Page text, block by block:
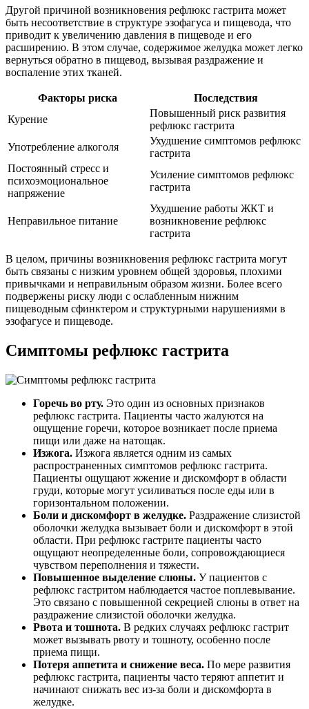
Другой причиной возникновения рефлюкс гастрита может
быть несоответствие в структуре эзофагуса и пищевода, что
приводит к увеличению давления в пищеводе и его
расширению. В этом случае, содержимое желудка может легко
вернуться обратно в пищевод, вызывая раздражение и
воспаление этих тканей.
Факторы риска
Последствия
Курение
Повышенный риск развития
рефлюкс гастрита
Употребление алкоголя
Ухудшение симптомов рефлюкс
гастрита
Постоянный стресс и
психоэмоциональное
напряжение
Усиление симптомов рефлюкс
гастрита
Неправильное питание
Ухудшение работы ЖКТ и
возникновение рефлюкс
гастрита
В целом, причины возникновения рефлюкс гастрита могут
быть связаны с низким уровнем общей здоровья, плохими
привычками и неправильным образом жизни. Более всего
подвержены риску люди с ослабленным нижним
пищеводным сфинктером и структурными нарушениями в
эзофагусе и пищеводе.
Симптомы рефлюкс гастрита
Горечь во рту. Это один из основных признаков
рефлюкс гастрита. Пациенты часто жалуются на
ощущение горечи, которое возникает после приема
пищи или даже на натощак.
Изжога. Изжога является одним из самых
распространенных симптомов рефлюкс гастрита.
Пациенты ощущают жжение и дискомфорт в области
груди, которые могут усиливаться после еды или в
горизонтальном положении.
Боли и дискомфорт в желудке. Раздражение слизистой
оболочки желудка вызывает боли и дискомфорт в этой
области. При рефлюкс гастрите пациенты часто
ощущают неопределенные боли, сопровождающиеся
чувством переполнения и тяжести.
Повышенное выделение слюны. У пациентов с
рефлюкс гастритом наблюдается частое поплевывание.
Это связано с повышенной секрецией слюны в ответ на
раздражение слизистой оболочки желудка.
Рвота и тошнота. В редких случаях рефлюкс гастрит
может вызывать рвоту и тошноту, особенно после
приема пищи.
Потеря аппетита и снижение веса. По мере развития
рефлюкс гастрита, пациенты часто теряют аппетит и
начинают снижать вес из-за боли и дискомфорта в
желудке.